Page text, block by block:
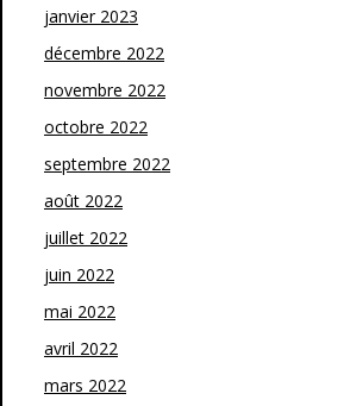
janvier 2023
décembre 2022
novembre 2022
octobre 2022
septembre 2022
août 2022
juillet 2022
juin 2022
mai 2022
avril 2022
mars 2022